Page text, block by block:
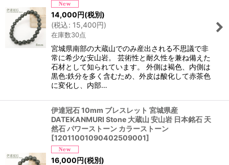
14,000円(税別)
(税込: 15,400円)
在庫数30点
宮城県南部の大蔵山でのみ産出される不思議で非
常に希少な安山岩。 芸術性と耐久性を兼ね備えた
石材として知られています。 外側は褐色、内側は
黒色:鉄分を多く含むため、外皮は酸化して赤茶色
に変化し、内部…
伊達冠石 10mm ブレスレット 宮城県産
DATEKANMURI Stone 大蔵山 安山岩 日本銘石 天
然石 パワーストーン カラーストーン
[12011001090402509001]
16,000円(税別)